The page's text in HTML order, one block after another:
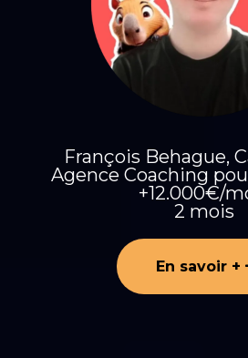
François Behague,
Agence Coaching
+12.000€/
2 mois
En savoir +